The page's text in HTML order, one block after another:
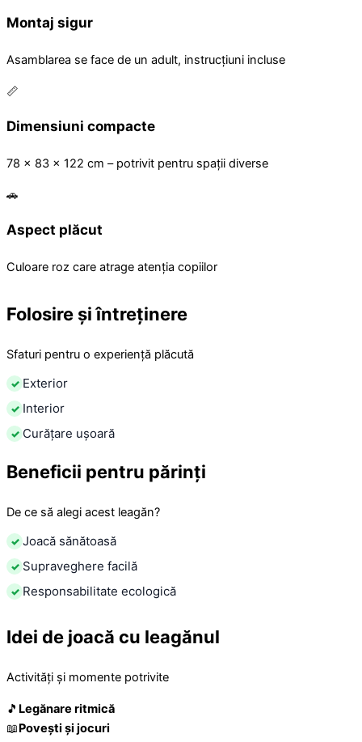
Montaj sigur
Asamblarea se face de un adult, instrucțiuni incluse
📏
Dimensiuni compacte
78 x 83 x 122 cm – potrivit pentru spații diverse
🚗
Aspect plăcut
Culoare roz care atrage atenția copiilor
Folosire și întreținere
Sfaturi pentru o experiență plăcută
Exterior
Interior
Curățare ușoară
Beneficii pentru părinți
De ce să alegi acest leagăn?
Joacă sănătoasă
Supraveghere facilă
Responsabilitate ecologică
Idei de joacă cu leagănul
Activități și momente potrivite
🎵 Legănare ritmică
📖Povești și jocuri